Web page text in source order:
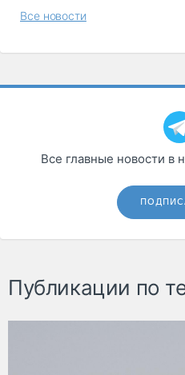
Все новости
Все главные новости в
Публикации по